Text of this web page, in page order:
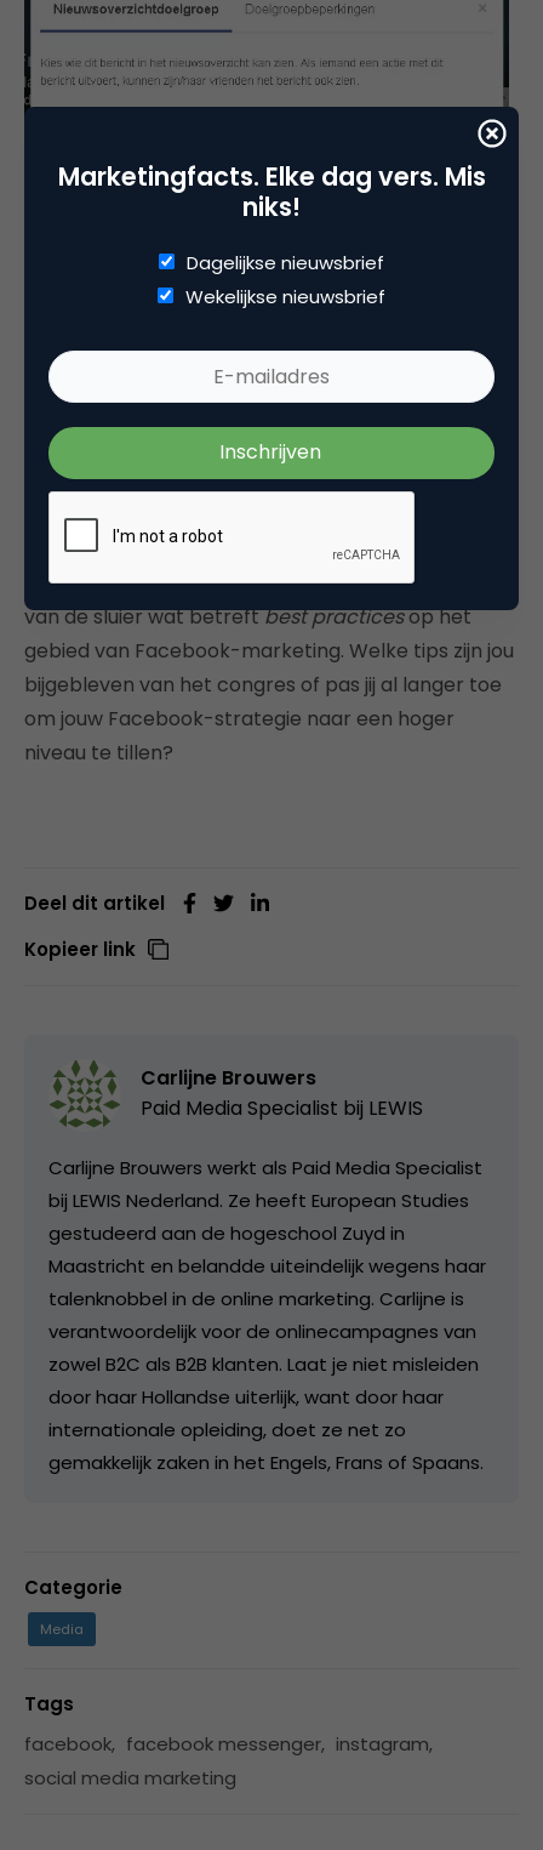
Bovenstaande tips zijn uiteraard slechts een tipje
van de sluier wat betreftbest practicesop het
gebied van Facebook-marketing. Welke tips zijn jou
bijgebleven van het congres of pas jij al langer toe
om jouw Facebook-strategie naar een hoger
niveau te tillen?
Deel dit artikel
Kopieer link
Carlijne Brouwers
Paid Media Specialist bij LEWIS
Carlijne Brouwers werkt als Paid Media Specialist
bij LEWIS Nederland. Ze heeft European Studies
gestudeerd aan de hogeschool Zuyd in
Maastricht en belandde uiteindelijk wegens haar
talenknobbel in de online marketing. Carlijne is
verantwoordelijk voor de onlinecampagnes van
zowel B2C als B2B klanten. Laat je niet misleiden
door haar Hollandse uiterlijk, want door haar
internationale opleiding, doet ze net zo
gemakkelijk zaken in het Engels, Frans of Spaans.
Categorie
Media
Tags
facebook, facebook messenger, instagram,
social media marketing
Marketingfacts. Elke dag vers. Mis
niks!
Dagelijkse nieuwsbrief
Wekelijkse nieuwsbrief